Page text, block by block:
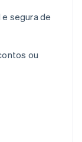
segura de
ou